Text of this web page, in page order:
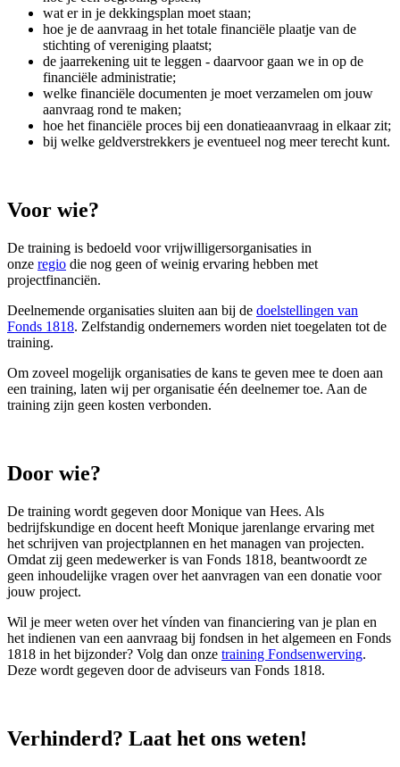
wat er in je dekkingsplan moet staan;
hoe je de aanvraag in het totale financiële plaatje van de
stichting of vereniging plaatst;
de jaarrekening uit te leggen - daarvoor gaan we in op de
financiële administratie;
welke financiële documenten je moet verzamelen om jouw
aanvraag rond te maken;
hoe het financiële proces bij een donatieaanvraag in elkaar zit;
bij welke geldverstrekkers je eventueel nog meer terecht kunt.
Voor wie?
De training is bedoeld voor vrijwilligersorganisaties in
onze regio die nog geen of weinig ervaring hebben met
projectfinanciën.
Deelnemende organisaties sluiten aan bij de doelstellingen van
Fonds 1818. Zelfstandig ondernemers worden niet toegelaten tot de
training.
Om zoveel mogelijk organisaties de kans te geven mee te doen aan
een training, laten wij per organisatie één deelnemer toe. Aan de
training zijn geen kosten verbonden.
Door wie?
De training wordt gegeven door Monique van Hees. Als
bedrijfskundige en docent heeft Monique jarenlange ervaring met
het schrijven van projectplannen en het managen van projecten.
Omdat zij geen medewerker is van Fonds 1818, beantwoordt ze
geen inhoudelijke vragen over het aanvragen van een donatie voor
jouw project.
Wil je meer weten over het vínden van financiering van je plan en
het indienen van een aanvraag bij fondsen in het algemeen en Fonds
1818 in het bijzonder? Volg dan onze training Fondsenwerving.
Deze wordt gegeven door de adviseurs van Fonds 1818.
Verhinderd? Laat het ons weten!